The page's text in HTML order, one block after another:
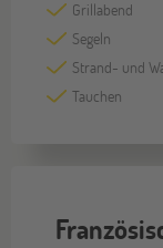
Grillabend
Segeln
Strand- und
Tauchen